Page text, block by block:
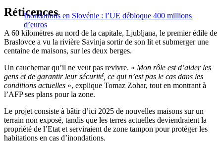
Inondations en Slovénie : l’UE débloque 400 millions
d’euros
Réticences
A 60 kilomètres au nord de la capitale, Ljubljana, le premier édile de
Braslovce a vu la rivière Savinja sortir de son lit et submerger une
centaine de maisons, sur les deux berges.
Un cauchemar qu’il ne veut pas revivre. « Mon rôle est d’aider les
gens et de garantir leur sécurité, ce qui n’est pas le cas dans les
conditions actuelles », explique Tomaz Zohar, tout en montrant à
l’AFP ses plans pour la zone.
Le projet consiste à bâtir d’ici 2025 de nouvelles maisons sur un
terrain non exposé, tandis que les terres actuelles deviendraient la
propriété de l’Etat et serviraient de zone tampon pour protéger les
habitations en cas d’inondations.